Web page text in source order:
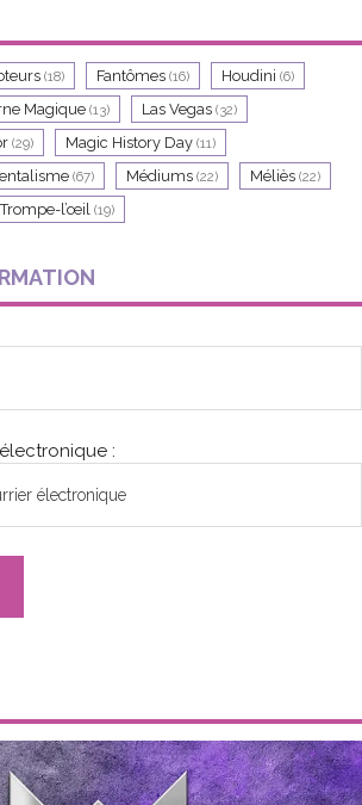
(18) Fantômes (16) Houdini (6)
Magique (13) Las Vegas (32)
(29) Magic History Day (11)
(67) Médiums (22) Méliès (22)
Trompe-l’œil (19)
: